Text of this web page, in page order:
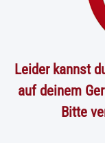
Leider kannst
auf deinem
Bitte